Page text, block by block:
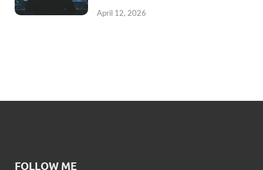
April 12, 2026
FOLLOW ME